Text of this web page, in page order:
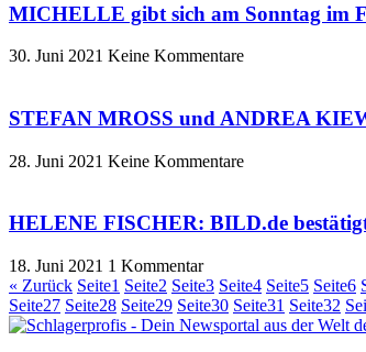
MICHELLE gibt sich am Sonntag im
30. Juni 2021 Keine Kommentare
STEFAN MROSS und ANDREA
28. Juni 2021 Keine Kommentare
HELENE FISCHER: BILD.de
18. Juni 2021 1 Kommentar
« Zurück Seite1 Seite2 Seite3 Seite4 Seite5 Seite6
Seite27 Seite28 Seite29 Seite30 Seite31 Seite32